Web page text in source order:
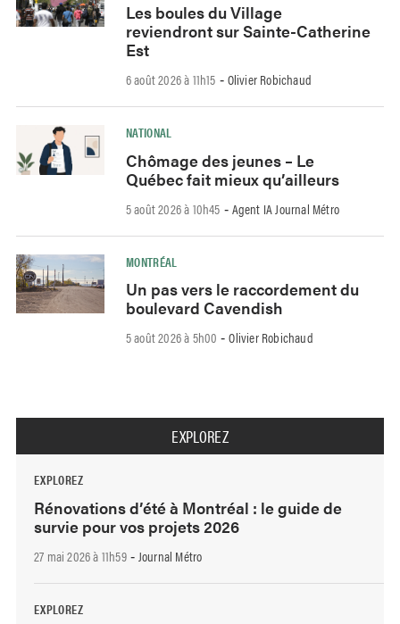
Les boules du Village
reviendront sur Sainte-Catherine
Est
6 août 2026 à 11h15 - Olivier Robichaud
NATIONAL
Chômage des jeunes – Le
Québec fait mieux qu’ailleurs
5 août 2026 à 10h45 - Agent IA Journal Métro
MONTRÉAL
Un pas vers le raccordement du
boulevard Cavendish
5 août 2026 à 5h00 -Olivier Robichaud
EXPLOREZ
EXPLOREZ
Rénovations d’été à Montréal : le guide de
survie pour vos projets 2026
27 mai 2026 à 11h59- Journal Métro
EXPLOREZ